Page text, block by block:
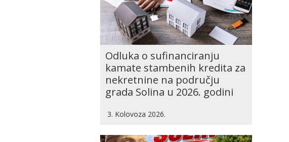
Odluka o sufinanciranju
kamate stambenih kredita za
nekretnine na području
grada Solina u 2026. godini
3. Kolovoza 2026.